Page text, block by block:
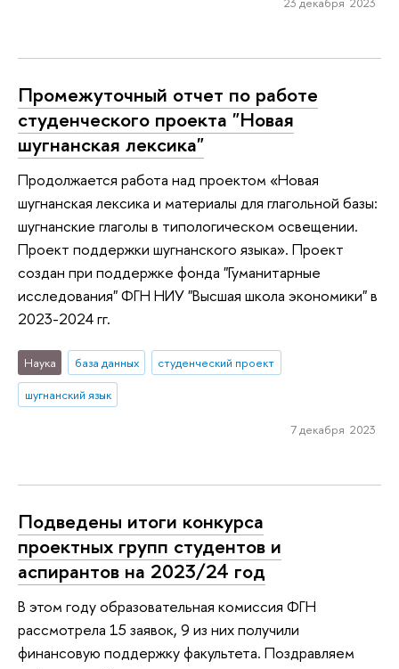
Промежуточный отчет по работе
студенческого проекта "Новая
шугнанская лексика"
Продолжается работа над проектом «Новая
шугнанская лексика и материалы для глагольной базы:
шугнанские глаголы в типологическом освещении.
Проект поддержки шугнанского языка». Проект
создан при поддержке фонда "Гуманитарные
исследования" ФГН НИУ "Высшая школа экономики" в
2023-2024 гг.
Наука база данных
студенческий проект
шугнанский язык
7 декабря 2023
Подведены итоги конкурса
проектных групп студентов и
аспирантов на 2023/24 год
В этом году образовательная комиссия ФГН
рассмотрела 15 заявок, 9 из них получили
финансовую поддержку факультета. Поздравляем